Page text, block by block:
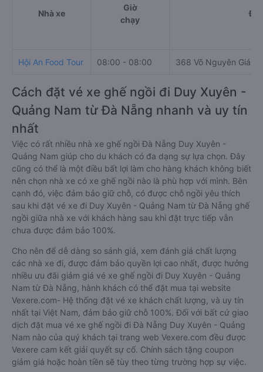
Nhà xe
Giờ
chạy
Hội An Food Tour 08:00 - 08:00 368 Võ Nguyên Giáp,
Cách đặt vé xe ghế ngồi đi Duy Xuyên -
Quảng Nam từ Đà Nẵng nhanh và uy tín
nhất
Việc có rất nhiều nhà xe ghế ngồi Đà Nẵng Duy Xuyên -
Quảng Nam giúp cho du khách có đa dạng sự lựa chọn. Đây
cũng có thể là một điều bất lợi làm cho hàng khách không biết
nên chọn nhà xe có xe ghế ngồi nào là phù hợp với mình. Bên
cạnh đó, việc đảm bảo giữ chỗ, có được chỗ ngồi yêu thích
sau khi đặt vé xe đi Duy Xuyên - Quảng Nam từ Đà Nẵng ghế
ngồi giữa nhà xe với khách hàng sau khi đặt trực tiếp vẫn
chưa được đảm bảo 100%.
Cho nên để dễ dàng so sánh giá, xem đánh giá chất lượng
các nhà xe đi, được đảm bảo quyền lợi cao nhất, được hưởng
nhiều ưu đãi giảm giá vé xe ghế ngồi đi Duy Xuyên - Quảng
Nam từ Đà Nẵng, hành khách có thể đặt mua tại website
Vexere.com- Hệ thống đặt vé xe khách chất lượng, và uy tín
nhất tại Việt Nam, đảm bảo giữ chỗ 100%. Đối với bất cứ giao
dịch đặt mua vé xe ghế ngồi đi Đà Nẵng Duy Xuyên - Quảng
Nam nào của quý khách tại trang web Vexere.com đều được
Vexere cam kết giải quyết sự cố. Chính sách tặng coupon
giảm giá hoặc hoàn tiền sẽ tùy theo từng trường hợp sự việc.